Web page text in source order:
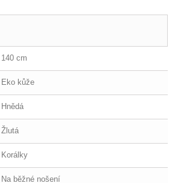
140 cm
Eko kůže
Hnědá
Žlutá
Korálky
Na běžné nošení